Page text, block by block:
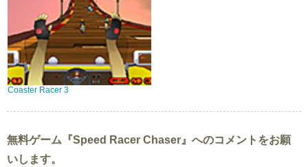
Coaster Racer 3
無料ゲーム『Speed Racer Chaser』へのコメントをお願
いします。